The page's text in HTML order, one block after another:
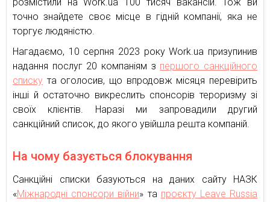
точно знайдете своє місце в гідній компанії, яка не
торгує людяністю.
Нагадаємо, 10 серпня 2023 року Work.ua призупинив
надання послуг 20 компаніям з першого санкційного
списку та оголосив, що впродовж місяця перевірить
інші й остаточно викреслить спонсорів тероризму зі
своїх клієнтів. Наразі ми запровадили другий
санкційний список, до якого увійшла решта компаній.
На чому базується блокування
Санкційні списки базуються на даних сайту НАЗК
«Міжнародні спонсори війни» та проєкту Leave Russia